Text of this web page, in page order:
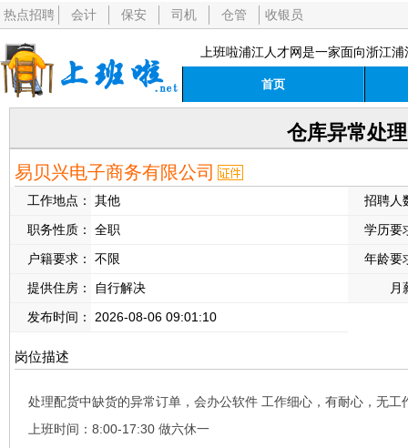
热点招聘 会计 保安 司机 仓管 收银员
上班啦浦江人才网是一家面向浙江
首页
仓库异常处理
易贝兴电子商务有限公司
工作地点： 其他
招聘人
职务性质：
全职
学历要
户籍要求：
不限
年龄要
提供住房：
自行解决
月
发布时间：
2026-08-06 09:01:10
岗位描述
处理配货中缺货的异常订单，会办公软件 工作细心，有耐心，无工
上班时间：8:00-17:30 做六休一